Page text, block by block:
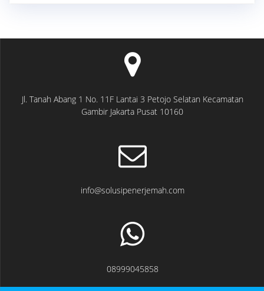
Jl. Tanah Abang 1 No. 11F Lantai 3 Petojo Selatan Kecamatan
Gambir Jakarta Pusat 10160
info@solusipenerjemah.com
08999045858